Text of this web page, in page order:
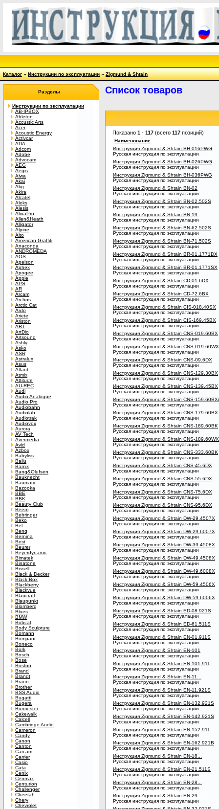
Каталог»Инструкции по эксплуатации»Zigmund & Shtain
Разделы
Инструкции по эксплуатации
AB-IPBOX
Ableton
Accustic Arts
Acer
Acoustic Energy
Activcar
ADA
Adcom
Adobe
Advocam
AEG
Aegis
Aiwa
Akai
Akg
Akira
Alcatel
Aleks
Alesis
AlinaPro
Allen&Heath
Alligator
Alpine
Alto
American Graffiti
Anaconda
ANDROMEDA
AOS
Apelson
Aphex
Apogee
Apple
APS
AR
Arcam
Archos
Arctic Cat
Ardo
Ariete
Ariston
ART
ArtDio
Artsound
Ashly
Asko
ASR
Astralux
Asus
Atlant
Atmix
Attitude
AU-REC
Audi
Audio Analogue
Audio Pro
Audiobahn
Audiolab
Audiotrak
Audiovox
Aurora
AV Tech
Avermedia
Avid
Azbox
Babyliss
Ballu
Bamix
Bang&Olufsen
Bauknecht
Baumatic
Bazooka
BBE
BBK
Beauty Club
Beem
Behringer
Beko
Bel
Benq
Bernina
Best
Beurer
Beyerdynamic
Bimatek
Binatone
Bissell
Black & Decker
Black Box
Blackberry
Blackvue
Blaucraft
Blaupunkt
Blomberg
Blues
BMW
Bobcat
Body Sculpture
Bomann
Bompani
Boneco
Bork
Bosch
Bose
Boston
Brand
Brandt
Braun
Brother
BSS Audio
Bugatti
Bugera
Burmester
Cakewalk
Calcell
Cambridge Audio
Cameron
Candy
Canon
Canton
Carcam
Carrier
Casio
Cata
Cenix
Cenmax
Centurion
Challenger
Cheetah
Chery
Chevrolet
Список товаров
Показано 1 - 117 (всего 117 позиций)
Наименование
Инструкция Zigmund & Shtain BH-016PWG
Русская инструкция по эксплуатации
Инструкция Zigmund & Shtain BH-026PWG
Русская инструкция по эксплуатации
Инструкция Zigmund & Shtain BH-036PWG
Русская инструкция по эксплуатации
Инструкция Zigmund & Shtain BN-02
Русская инструкция по эксплуатации
Инструкция Zigmund & Shtain BN-02.502S
Русская инструкция по эксплуатации
Инструкция Zigmund & Shtain BN-19
Русская инструкция по эксплуатации
Инструкция Zigmund & Shtain BN-62.502S
Русская инструкция по эксплуатации
Инструкция Zigmund & Shtain BN-71.502S
Русская инструкция по эксплуатации
Инструкция Zigmund & Shtain BR-01.1771DX
Русская инструкция по эксплуатации
Инструкция Zigmund & Shtain BR-01.1771SX
Русская инструкция по эксплуатации
Инструкция Zigmund & Shtain CD-01.6DX
Русская инструкция по эксплуатации
Инструкция Zigmund & Shtain CD-72.6BX
Русская инструкция по эксплуатации
Инструкция Zigmund & Shtain CIS-018.40SX
Русская инструкция по эксплуатации
Инструкция Zigmund & Shtain CIS-169.45BX
Русская инструкция по эксплуатации
Инструкция Zigmund & Shtain CNS-019.60BX
Русская инструкция по эксплуатации
Инструкция Zigmund & Shtain CNS-019.60WX
Русская инструкция по эксплуатации
Инструкция Zigmund & Shtain CNS-09.6DX
Русская инструкция по эксплуатации
Инструкция Zigmund & Shtain CNS-129.30BX
Русская инструкция по эксплуатации
Инструкция Zigmund & Shtain CNS-139.45BX
Русская инструкция по эксплуатации
Инструкция Zigmund & Shtain CNS-
Русская инструкция по эксплуатации
Инструкция Zigmund & Shtain CNS-179.60BX
Русская инструкция по эксплуатации
Инструкция Zigmund & Shtain CNS-189.60BK
Русская инструкция по эксплуатации
Инструкция Zigmund & Shtain CNS-189.60WX
Русская инструкция по эксплуатации
Инструкция Zigmund & Shtain CNS-333.60BK
Русская инструкция по эксплуатации
Инструкция Zigmund & Shtain CNS-45.6DX
Русская инструкция по эксплуатации
Инструкция Zigmund & Shtain CNS-55.6DX
Русская инструкция по эксплуатации
Инструкция Zigmund & Shtain CNS-75.6DX
Русская инструкция по эксплуатации
Инструкция Zigmund & Shtain CNS-95.6DX
Русская инструкция по эксплуатации
Инструкция Zigmund & Shtain DW-29.4507X
Русская инструкция по эксплуатации
Инструкция Zigmund & Shtain DW-29.6007X
Русская инструкция по эксплуатации
Инструкция Zigmund & Shtain DW-39.4508X
Русская инструкция по эксплуатации
Инструкция Zigmund & Shtain DW-49.4508X
Русская инструкция по эксплуатации
Инструкция Zigmund & Shtain DW-49.6008X
Русская инструкция по эксплуатации
Инструкция Zigmund & Shtain DW-59.4506X
Русская инструкция по эксплуатации
Инструкция Zigmund & Shtain DW-59.6006X
Русская инструкция по эксплуатации
Инструкция Zigmund & Shtain ED-08.921S
Русская инструкция по эксплуатации
Инструкция Zigmund & Shtain ED-61.511S
Русская инструкция по эксплуатации
Инструкция Zigmund & Shtain EN-01.911S
Русская инструкция по эксплуатации
Инструкция Zigmund & Shtain EN-101
Русская инструкция по эксплуатации
Инструкция Zigmund & Shtain EN-101.911
Русская инструкция по эксплуатации
Инструкция Zigmund & Shtain EN-11...
Русская инструкция по эксплуатации
Инструкция Zigmund & Shtain EN-11.921S
Русская инструкция по эксплуатации
Инструкция Zigmund & Shtain EN-132.921S
Русская инструкция по эксплуатации
Инструкция Zigmund & Shtain EN-142.921S
Русская инструкция по эксплуатации
Инструкция Zigmund & Shtain EN-152.911
Русская инструкция по эксплуатации
Инструкция Zigmund & Shtain EN-162.921B
Русская инструкция по эксплуатации
Инструкция Zigmund & Shtain EN-18...
Русская инструкция по эксплуатации
Инструкция Zigmund & Shtain EN-21.511S
Русская инструкция по эксплуатации
Инструкция Zigmund & Shtain EN-28...
Русская инструкция по эксплуатации
Инструкция Zigmund & Shtain EN-29...
Русская инструкция по эксплуатации